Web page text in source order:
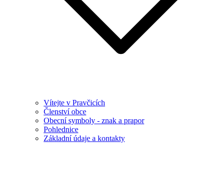
Vítejte v Pravčicích
Členství obce
Obecní symboly - znak a prapor
Pohlednice
Základní údaje a kontakty